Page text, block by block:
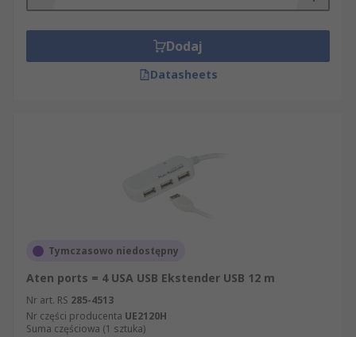
Dodaj
Datasheets
Tymczasowo niedostępny
Aten ports = 4 USA USB Ekstender USB 12 m
Nr art. RS 285-4513
Nr części producenta UE2120H
Suma częściowa (1 sztuka)